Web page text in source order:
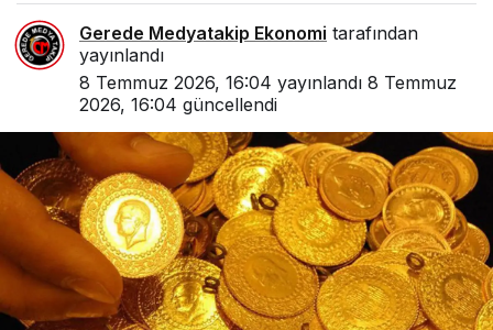
Gerede Medyatakip Ekonomi tarafından
yayınlandı
8 Temmuz 2026, 16:04 yayınlandı 8 Temmuz
2026, 16:04 güncellendi